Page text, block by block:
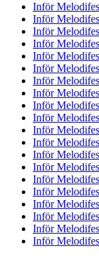
Inför
Inför
Inför
Inför
Inför
Inför
Inför
Inför
Inför
Inför
Inför
Inför
Inför
Inför
Inför
Inför
Inför
Inför
Inför
Inför